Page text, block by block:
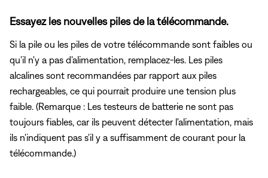
Essayez les nouvelles piles de la télécommande.
Si la pile ou les piles de votre télécommande sont faibles ou
qu'il n'y a pas d'alimentation, remplacez-les. Les piles
alcalines sont recommandées par rapport aux piles
rechargeables, ce qui pourrait produire une tension plus
faible. (Remarque : Les testeurs de batterie ne sont pas
toujours fiables, car ils peuvent détecter l'alimentation, mais
ils n'indiquent pas s'il y a suffisamment de courant pour la
télécommande.)